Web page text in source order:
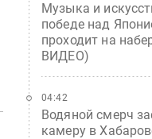
Музыка и
победе над
проходит на
ВИДЕО)
Водяной смерч
камеру в
04:42